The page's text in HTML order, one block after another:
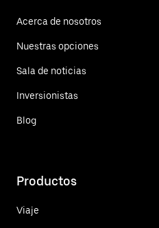
Acerca de nosotros
Nuestras opciones
Sala de noticias
Inversionistas
Blog
Productos
Viaje